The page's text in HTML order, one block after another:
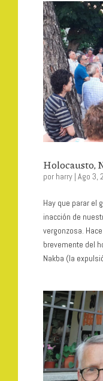
Holocausto,
por harry| Ago 3,
Hay que parar el
inacción de
vergonzosa.
brevemente del
Nakba (la